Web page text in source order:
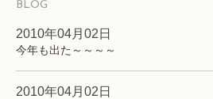
BLOG
2010年04月02日
今年も出た～～～～
2010年04月02日